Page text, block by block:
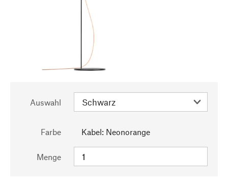
Auswahl
Farbe Kabel: Neonorange
Menge